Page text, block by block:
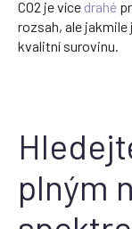
CO2 je více drahé
rozsah, ale
kvalitní surovinu.
plným